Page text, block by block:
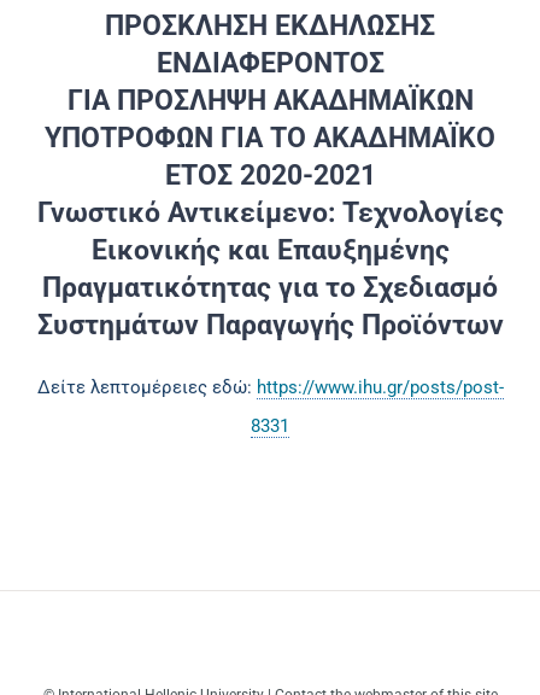
ΠΡΟΣΚΛΗΣΗ ΕΚΔΗΛΩΣΗΣ
ΕΝΔΙΑΦΕΡΟΝΤΟΣ
ΓΙΑ ΠΡΟΣΛΗΨΗ ΑΚΑΔΗΜΑΪΚΩΝ
ΥΠΟΤΡΟΦΩΝ ΓΙΑ ΤΟ ΑΚΑΔΗΜΑΪΚΟ
ΕΤΟΣ 2020-2021
Γνωστικό Αντικείμενο: Τεχνολογίες
Εικονικής και Επαυξημένης
Πραγματικότητας για το Σχεδιασμό
Συστημάτων Παραγωγής Προϊόντων
Δείτε λεπτομέρειες εδώ: https://www.ihu.gr/posts/post-
8331